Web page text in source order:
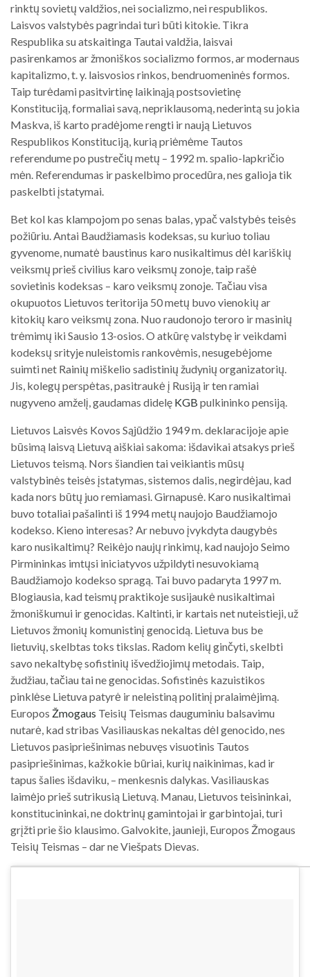
rinktų sovietų valdžios, nei socializmo, nei respublikos.
Laisvos valstybės pagrindai turi būti kitokie. Tikra
Respublika su atskaitinga Tautai valdžia, laisvai
pasirenkamos ar žmoniškos socializmo formos, ar modernaus
kapitalizmo, t. y. laisvosios rinkos, bendruomeninės formos.
Taip turėdami pasitvirtinę laikinąją postsovietinę
Konstituciją, formaliai savą, nepriklausomą, nederintą su jokia
Maskva, iš karto pradėjome rengti ir naują Lietuvos
Respublikos Konstituciją, kurią priėmėme Tautos
referendume po pustrečių metų – 1992 m. spalio-lapkričio
mėn. Referendumas ir paskelbimo procedūra, nes galioja tik
paskelbti įstatymai.
Bet kol kas klampojom po senas balas, ypač valstybės teisės
požiūriu. Antai Baudžiamasis kodeksas, su kuriuo toliau
gyvenome, numatė baustinus karo nusikaltimus dėl kariškių
veiksmų prieš civilius karo veiksmų zonoje, taip rašė
sovietinis kodeksas – karo veiksmų zonoje. Tačiau visa
okupuotos Lietuvos teritorija 50 metų buvo vienokių ar
kitokių karo veiksmų zona. Nuo raudonojo teroro ir masinių
trėmimų iki Sausio 13-osios. O atkūrę valstybę ir veikdami
kodeksų srityje nuleistomis rankovėmis, nesugebėjome
suimti net Rainių miškelio sadistinių žudynių organizatorių.
Jis, kolegų perspėtas, pasitraukė į Rusiją ir ten ramiai
nugyveno amželį, gaudamas didelę KGB pulkininko pensiją.
Lietuvos Laisvės Kovos Sąjūdžio 1949 m. deklaracijoje apie
būsimą laisvą Lietuvą aiškiai sakoma: išdavikai atsakys prieš
Lietuvos teismą. Nors šiandien tai veikiantis mūsų
valstybinės teisės įstatymas, sistemos dalis, negirdėjau, kad
kada nors būtų juo remiamasi. Girnapusė. Karo nusikaltimai
buvo totaliai pašalinti iš 1994 metų naujojo Baudžiamojo
kodekso. Kieno interesas? Ar nebuvo įvykdyta daugybės
karo nusikaltimų? Reikėjo naujų rinkimų, kad naujojo Seimo
Pirmininkas imtųsi iniciatyvos užpildyti nesuvokiamą
Baudžiamojo kodekso spragą. Tai buvo padaryta 1997 m.
Blogiausia, kad teismų praktikoje susijaukė nusikaltimai
žmoniškumui ir genocidas. Kaltinti, ir kartais net nuteistieji, už
Lietuvos žmonių komunistinį genocidą. Lietuva bus be
lietuvių, skelbtas toks tikslas. Radom kelių ginčyti, skelbti
savo nekaltybę sofistinių išvedžiojimų metodais. Taip,
žudžiau, tačiau tai ne genocidas. Sofistinės kazuistikos
pinklėse Lietuva patyrė ir neleistiną politinį pralaimėjimą.
Europos Žmogaus Teisių Teismas dauguminiu balsavimu
nutarė, kad stribas Vasiliauskas nekaltas dėl genocido, nes
Lietuvos pasipriešinimas nebuvęs visuotinis Tautos
pasipriešinimas, kažkokie būriai, kurių naikinimas, kad ir
tapus šalies išdaviku, – menkesnis dalykas. Vasiliauskas
laimėjo prieš sutrikusią Lietuvą. Manau, Lietuvos teisininkai,
konstitucininkai, ne doktrinų gamintojai ir garbintojai, turi
grįžti prie šio klausimo. Galvokite, jaunieji, Europos Žmogaus
Teisių Teismas – dar ne Viešpats Dievas.